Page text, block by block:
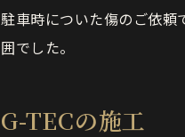
駐車時についた傷のご依頼
囲でした。
G-TECの施工